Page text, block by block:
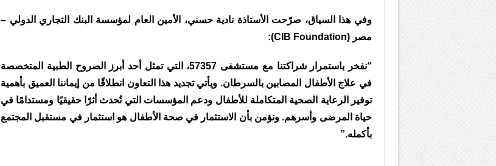
وفي هذا السياق، صرّحت الأستاذة نادية حسني، الأمين العام لمؤسسة البنك التجاري الدولي –
مصر (CIB Foundation):
“نفخر باستمرار شراكتنا مع مستشفى 57357، التي تمثل أحد أبرز الصروح الطبية المتخصصة
في علاج الأطفال المصابين بالسرطان. ويأتي تجديد هذا التعاون انطلاقًا من إيماننا العميق بأهمية
توفير الرعاية الصحية المتكاملة للأطفال ودعم المؤسسات التي تُحدث أثرًا حقيقيًا ومستدامًا في
حياة المرضى وأسرهم. ونؤمن بأن الاستثمار في صحة الأطفال هو استثمار في مستقبل المجتمع
بأكمله.”